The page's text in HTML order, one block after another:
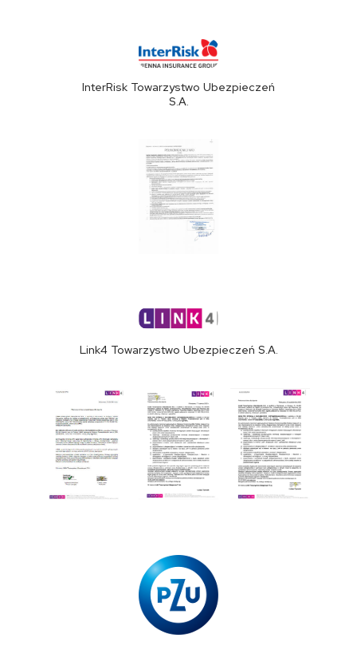
InterRisk Towarzystwo Ubezpieczeń
S.A.
Link4 Towarzystwo Ubezpieczeń S.A.